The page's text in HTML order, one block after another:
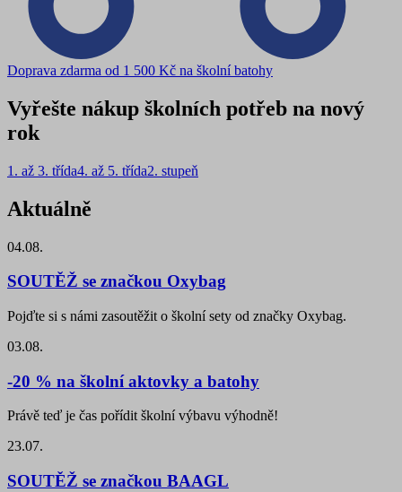
Doprava zdarma od 1 500 Kč na školní batohy
Vyřešte nákup školních potřeb na nový
rok
1. až 3. třída4. až 5. třída2. stupeň
Aktuálně
04.08.
SOUTĚŽ se značkou Oxybag
Pojďte si s námi zasoutěžit o školní sety od značky Oxybag.
03.08.
-20 % na školní aktovky a batohy
Právě teď je čas pořídit školní výbavu výhodně!
23.07.
SOUTĚŽ se značkou BAAGL